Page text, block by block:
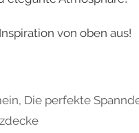
von oben aus!
, Die perfekte